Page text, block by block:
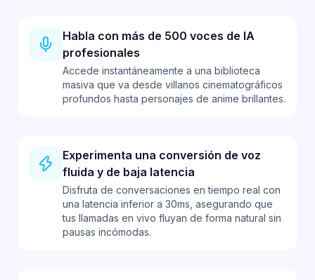
Habla con más de 500 voces de IA
profesionales
Accede instantáneamente a una biblioteca
masiva que va desde villanos cinematográficos
profundos hasta personajes de anime brillantes.
Experimenta una conversión de voz
fluida y de baja latencia
Disfruta de conversaciones en tiempo real con
una latencia inferior a 30ms, asegurando que
tus llamadas en vivo fluyan de forma natural sin
pausas incómodas.